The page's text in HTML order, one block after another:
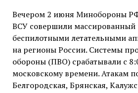
Вечером 2 июня Минобороны
ВСУ совершили массированный
беспилотными летательными
на регионы России. Системы
обороны (ПВО) срабатывали с
московскому времени. Атакам
Белгородская, Брянская,